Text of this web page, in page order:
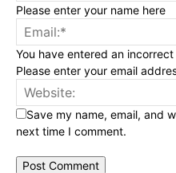
Please enter your name here
You have entered an
Please enter your email
Save my name, email, and
next time I comment.